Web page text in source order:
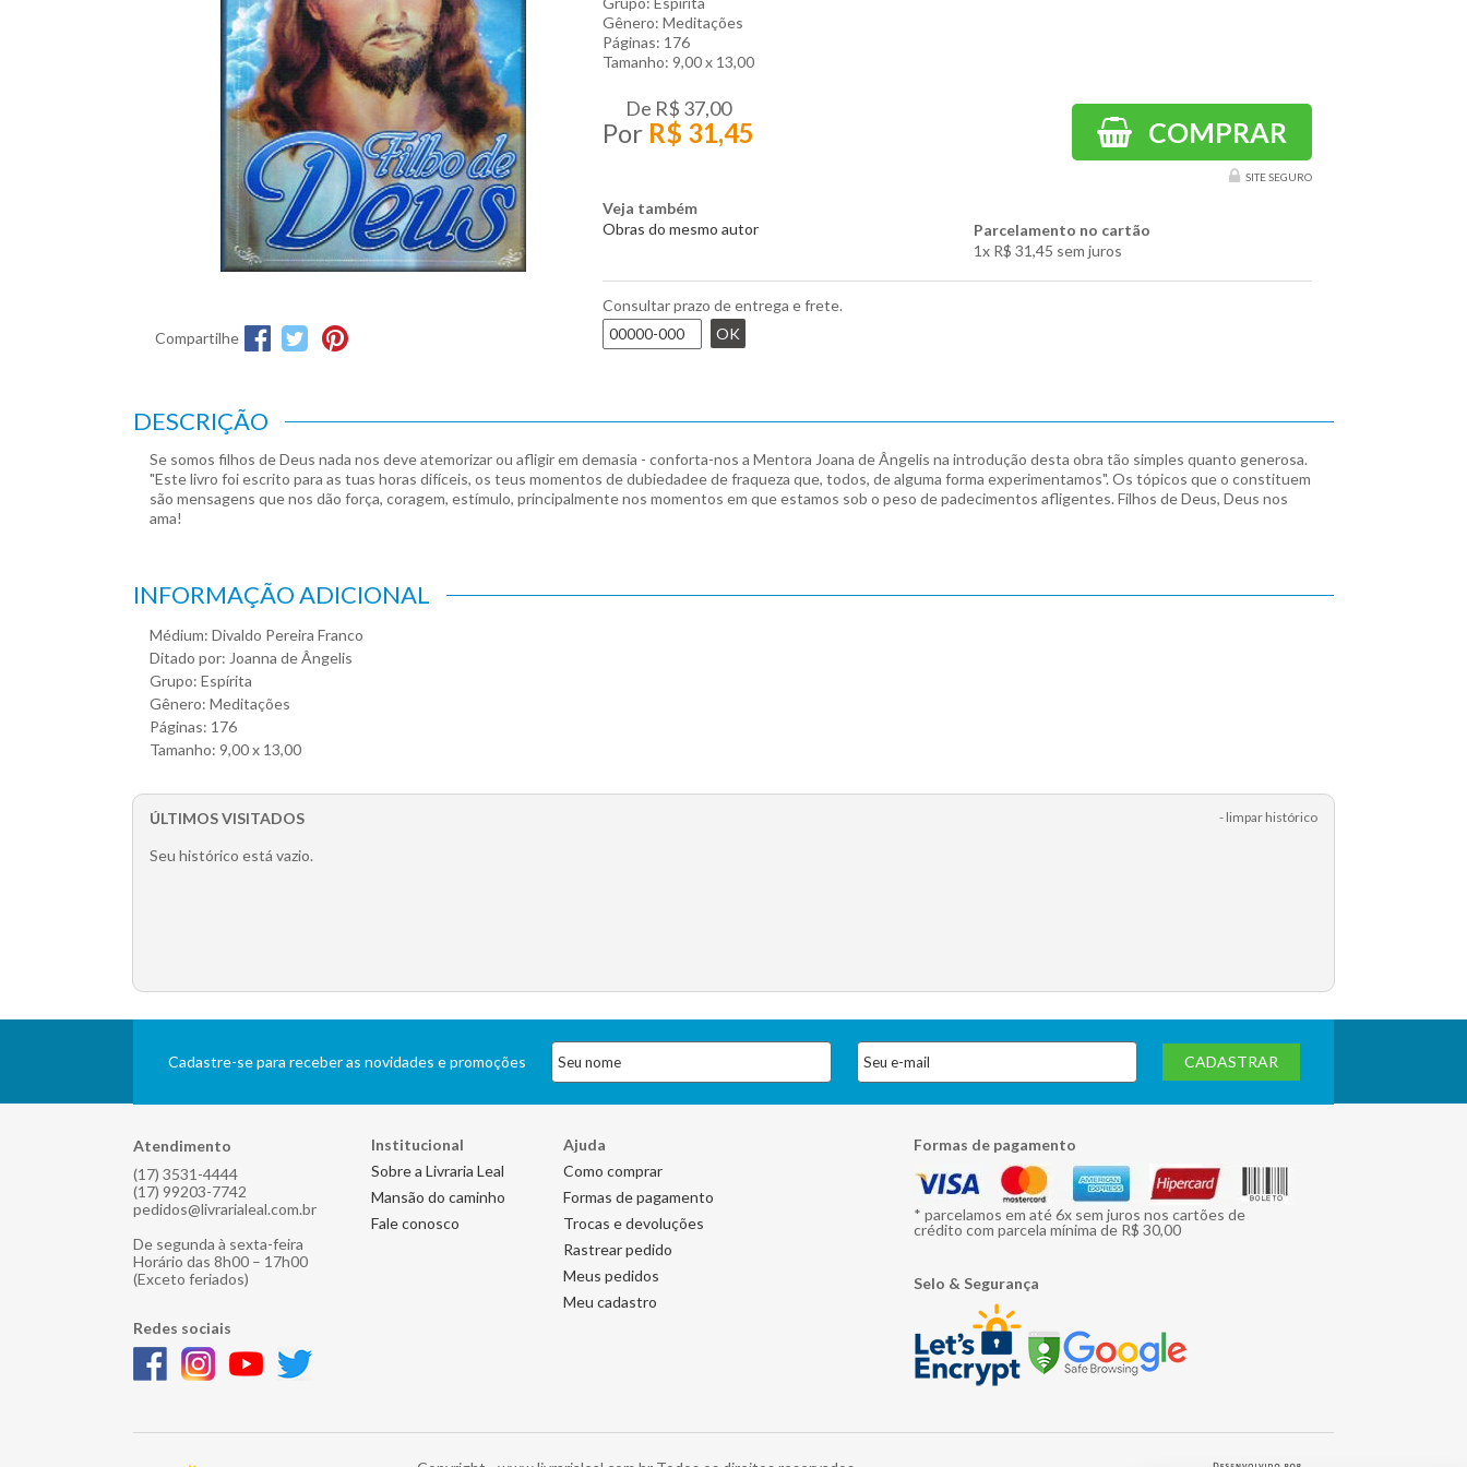
Compartilhe
Gênero: Meditações
Páginas: 176
Tamanho: 9,00 x 13,00
De R$ 37,00
Por R$ 31,45 COMPRAR
SITE SEGURO
Veja também
Obras do mesmo autor
Parcelamento no cartão
1x R$ 31,45 sem juros
Consultar prazo de entrega e frete.
OK
DESCRIÇÃO
Se somos filhos de Deus nada nos deve atemorizar ou afligir em demasia - conforta-nos a Mentora Joana de Ângelis na introdução desta obra tão simples quanto generosa.
"Este livro foi escrito para as tuas horas difíceis, os teus momentos de dubiedadee de fraqueza que, todos, de alguma forma experimentamos". Os tópicos que o constituem
são mensagens que nos dão força, coragem, estímulo, principalmente nos momentos em que estamos sob o peso de padecimentos afligentes. Filhos de Deus, Deus nos
ama!
INFORMAÇÃO ADICIONAL
Médium: Divaldo Pereira Franco
Ditado por: Joanna de Ângelis
Grupo: Espírita
Gênero: Meditações
Páginas: 176
Tamanho: 9,00 x 13,00
ÚLTIMOS VISITADOS - limpar histórico
Seu histórico está vazio.
Cadastre-se para receber as novidades e promoções CADASTRAR
Atendimento
(17) 3531-4444
(17) 99203-7742
pedidos@livrarialeal.com.br
De segunda à sexta-feira
Horário das 8h00 – 17h00
(Exceto feriados)
Institucional
Sobre a Livraria Leal
Mansão do caminho
Fale conosco
Ajuda
Como comprar
Formas de pagamento
Trocas e devoluções
Rastrear pedido
Meus pedidos
Meu cadastro
Redes sociais
Formas de pagamento
* parcelamos em até 6x sem juros nos cartões de
crédito com parcela mínima de R$ 30,00
Selo & Segurança